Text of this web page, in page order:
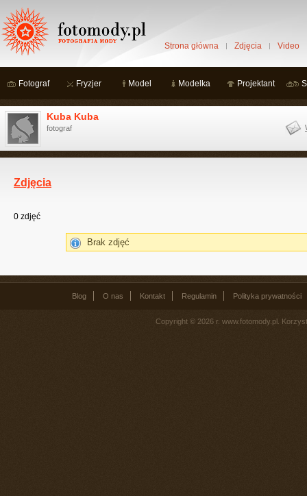
Strona główna Zdjęcia Video
Fotograf Fryzjer Model Modelka Projektant
Kuba Kuba
fotograf
Zdjęcia
0 zdjęć
Brak zdjęć
Blog O nas Kontakt Regulamin Polityka prywatności
Copyright © 2026 r. www.fotomody.pl.